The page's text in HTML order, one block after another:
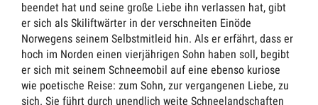
beendet hat und seine große Liebe ihn verlassen hat, gibt
er sich als Skiliftwärter in der verschneiten Einöde
Norwegens seinem Selbstmitleid hin. Als er erfährt, dass er
hoch im Norden einen vierjährigen Sohn haben soll, begibt
er sich mit seinem Schneemobil auf eine ebenso kuriose
wie poetische Reise: zum Sohn, zur vergangenen Liebe, zu
sich. Sie führt durch unendlich weite Schneelandschaften